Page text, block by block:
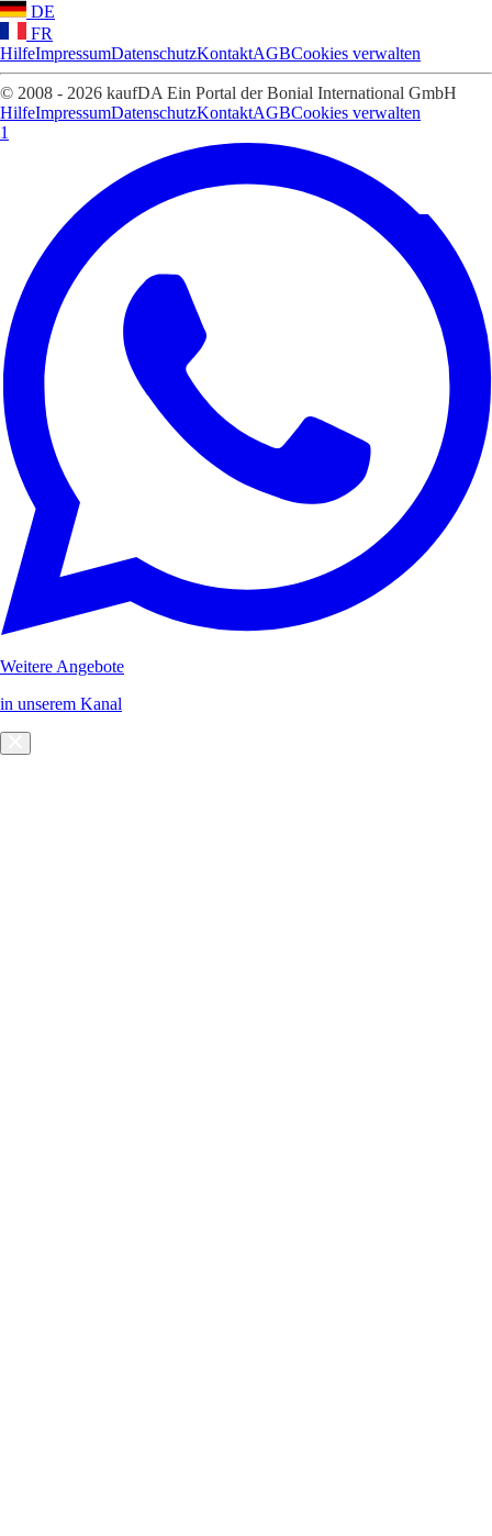
DE
FR
HilfeImpressumDatenschutzKontaktAGBCookies verwalten
© 2008 - 2026 kaufDA Ein Portal der Bonial International GmbH
HilfeImpressumDatenschutzKontaktAGBCookies verwalten
1
Weitere Angebote
in unserem Kanal